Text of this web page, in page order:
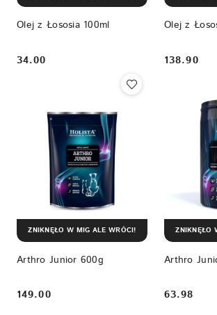
Olej z Łososia 100ml
Cena:
34.00
Olej z
Cena:
138.90
Arthro Junior 600g
Cena:
149.00
ZNIKNĘŁO W MIG ALE WRÓCI!
Arthro
Cena:
63.98
ZNIKNĘŁO